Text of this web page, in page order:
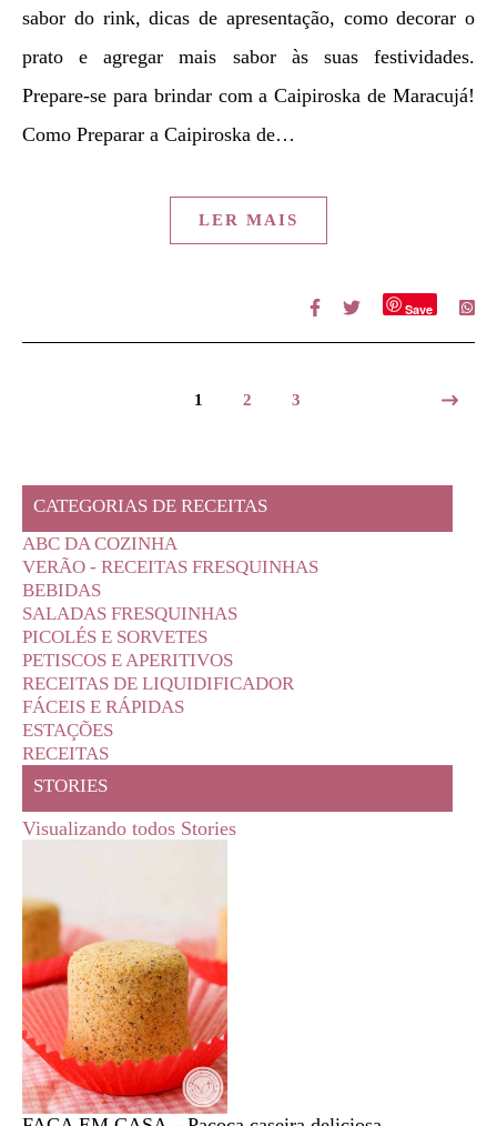
sabor do rink, dicas de apresentação, como decorar o
prato e agregar mais sabor às suas festividades.
Prepare-se para brindar com a Caipiroska de Maracujá!
Como Preparar a Caipiroska de…
LER MAIS
Save
1 2 3
CATEGORIAS DE RECEITAS
ABC DA COZINHA
VERÃO - RECEITAS FRESQUINHAS
BEBIDAS
SALADAS FRESQUINHAS
PICOLÉS E SORVETES
PETISCOS E APERITIVOS
RECEITAS DE LIQUIDIFICADOR
FÁCEIS E RÁPIDAS
ESTAÇÕES
RECEITAS
STORIES
Visualizando todos Stories